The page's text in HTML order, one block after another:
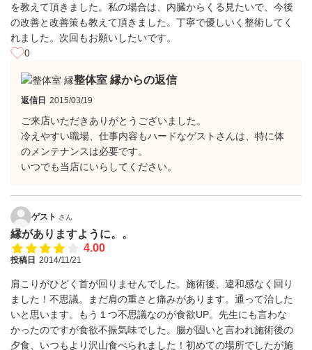
を教えて頂きました。私の場合は、内臓からくる見たいで、今後
の改善と改善策も教えて頂きました。丁寧で優しいく整術してく
れました。次回もお願いしたいです。
0
整体室 縁からの返信
返信日 2015/03/19
ご来店いただきありがとうございました。
冷えやすい職場、仕事内容もハードなゲストさんは、特に体
のメンテナンスは必要です。
いつでも当店にいらしてください。
ゲスト さん
縁がありますように。。
4.00
投稿日 2014/11/21
肩こりがひどく首が回りませんでした。施術後、違和感なく回り
ました！不思議。まだ肩の重さと痛みがあります。通って治した
いと思います。もう１つ不思議なのが食欲UP。先生にも言わな
かったのですが食欲不振気味でした。腸が固いと言われ施術後の
夕食、いつもより沢山食べられました！初めての場所でしたが施